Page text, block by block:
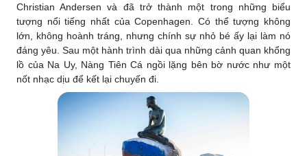
Christian Andersen và đã trở thành một trong những biểu
tượng nổi tiếng nhất của Copenhagen. Có thể tượng không
lớn, không hoành tráng, nhưng chính sự nhỏ bé ấy lại làm nó
đáng yêu. Sau một hành trình dài qua những cảnh quan khổng
lồ của Na Uy, Nàng Tiên Cá ngồi lặng bên bờ nước như một
nốt nhạc dịu để kết lại chuyến đi.